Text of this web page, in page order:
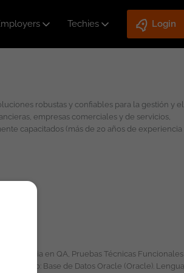
Techies Login
robustas y confiables para la gestión y el
empresas comerciales y de servicios,
tales como afiliación, autorización de